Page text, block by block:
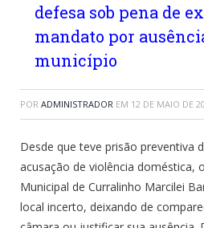
defesa sob pena de
mandato por
município
POR ADMINISTRADOR EM 12 DE MAIO DE
Desde que teve prisão preventiva
acusação de violência doméstica,
Municipal de Curralinho Marcilei
local incerto, deixando de